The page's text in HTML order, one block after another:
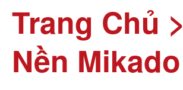
Trang Chủ >
Nền Mikado